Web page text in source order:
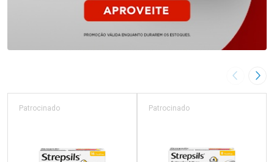
Imagem
Patrocinado Patrocinado